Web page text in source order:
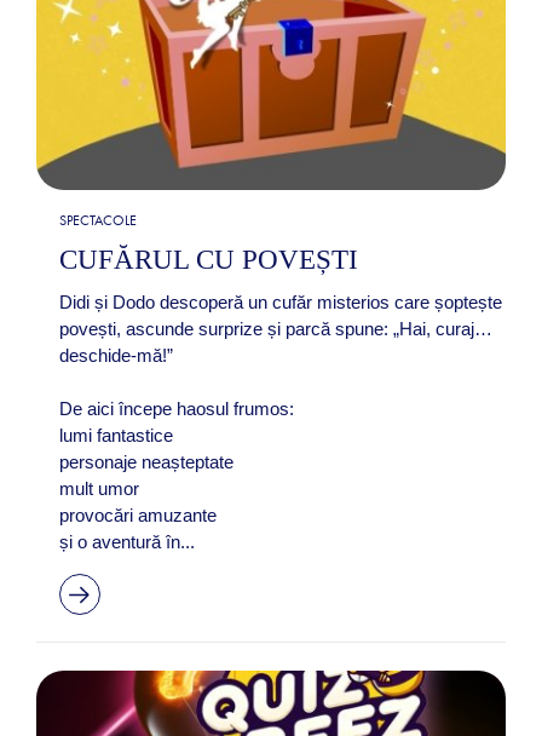
SPECTACOLE
CUFĂRUL CU POVEȘTI
Didi și Dodo descoperă un cufăr misterios care șoptește
povești, ascunde surprize și parcă spune: „Hai, curaj…
deschide-mă!”
De aici începe haosul frumos:
lumi fantastice
personaje neașteptate
mult umor
provocări amuzante
și o aventură în...